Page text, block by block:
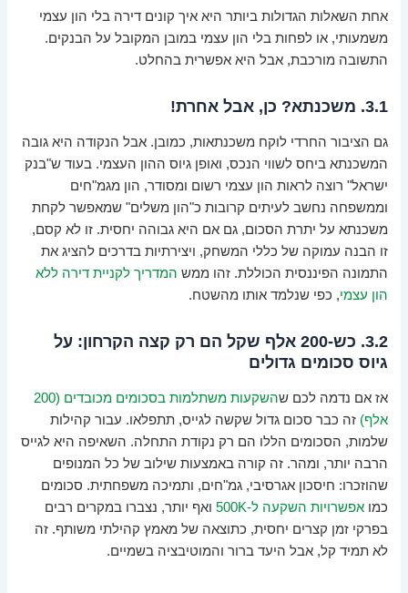
אחת השאלות הגדולות ביותר היא איך קונים דירה בלי הון עצמי
משמעותי, או לפחות בלי הון עצמי במובן המקובל על הבנקים.
התשובה מורכבת, אבל היא אפשרית בהחלט.
3.1. משכנתא? כן, אבל אחרת!
גם הציבור החרדי לוקח משכנתאות, כמובן. אבל הנקודה היא גובה
המשכנתא ביחס לשווי הנכס, ואופן גיוס ההון העצמי. בעוד ש"בנק
ישראל" רוצה לראות הון עצמי רשום ומסודר, הון מגמ"חים
וממשפחה נחשב לעיתים קרובות כ"הון משלים" שמאפשר לקחת
משכנתא על יתרת הסכום, גם אם היא גבוהה יחסית. זו לא קסם,
זו הבנה עמוקה של כללי המשחק, ויצירתיות בדרכים להציג את
התמונה הפיננסית הכוללת. זהו ממש המדריך לקניית דירה ללא
הון עצמי, כפי שנלמד אותו מהשטח.
3.2. כש-200 אלף שקל הם רק קצה הקרחון: על
גיוס סכומים גדולים
אז אם נדמה לכם ש
השקעות משתלמות בסכומים מכובדים (200
אלף) זה כבר סכום גדול שקשה לגייס, תתפלאו. עבור קהילות
שלמות, הסכומים הללו הם רק נקודת התחלה. השאיפה היא לגייס
הרבה יותר, ומהר. זה קורה באמצעות שילוב של כל המנופים
שהוזכרו: חיסכון אגרסיבי, גמ"חים, ותמיכה משפחתית. סכומים
כמואפשרויות השקעה ל-500K
ואף יותר, נצברו במקרים רבים
בפרקי זמן קצרים יחסית, כתוצאה של מאמץ קהילתי משותף. זה
לא תמיד קל, אבל היעד ברור והמוטיבציה בשמיים.